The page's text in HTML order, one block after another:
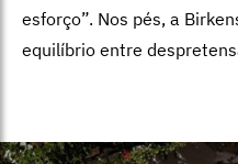
esforço”. Nos pés, a
equilíbrio entre